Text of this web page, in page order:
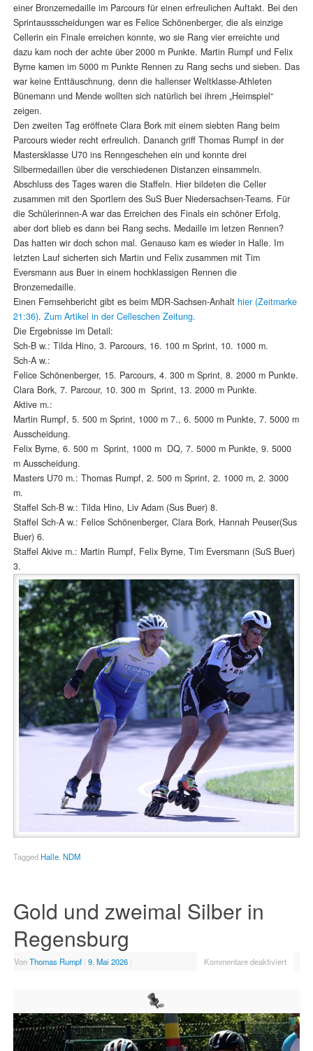
einer Bronzemedaille im Parcours für einen erfreulichen Auftakt. Bei den
Sprintaussscheidungen war es Felice Schönenberger, die als einzige
Cellerin ein Finale erreichen konnte, wo sie Rang vier erreichte und
dazu kam noch der achte über 2000 m Punkte. Martin Rumpf und Felix
Byrne kamen im 5000 m Punkte Rennen zu Rang sechs und sieben. Das
war keine Enttäuschnung, denn die hallenser Weltklasse-Athleten
Bünemann und Mende wollten sich natürlich bei ihrem „Heimspiel“
zeigen.
Den zweiten Tag eröffnete Clara Bork mit einem siebten Rang beim
Parcours wieder recht erfreulich. Dananch griff Thomas Rumpf in der
Mastersklasse U70 ins Renngeschehen ein und konnte drei
Silbermedaillen über die verschiedenen Distanzen einsammeln.
Abschluss des Tages waren die Staffeln. Hier bildeten die Celler
zusammen mit den Sportlern des SuS Buer Niedersachsen-Teams. Für
die Schülerinnen-A war das Erreichen des Finals ein schöner Erfolg,
aber dort blieb es dann bei Rang sechs. Medaille im letzen Rennen?
Das hatten wir doch schon mal. Genauso kam es wieder in Halle. Im
letzten Lauf sicherten sich Martin und Felix zusammen mit Tim
Eversmann aus Buer in einem hochklassigen Rennen die
Bronzemedaille.
Einen Fernsehbericht gibt es beim MDR-Sachsen-Anhalt hier (Zeitmarke
21:36). Zum Artikel in der Celleschen Zeitung.
Die Ergebnisse im Detail:
Sch-B w.: Tilda Hino, 3. Parcours, 16. 100 m Sprint, 10. 1000 m.
Sch-A w.:
Felice Schönenberger, 15. Parcours, 4. 300 m Sprint, 8. 2000 m Punkte.
Clara Bork, 7. Parcour, 10. 300 m Sprint, 13. 2000 m Punkte.
Aktive m.:
Martin Rumpf, 5. 500 m Sprint, 1000 m 7., 6. 5000 m Punkte, 7. 5000 m
Ausscheidung.
Felix Byrne, 6. 500 m Sprint, 1000 m DQ, 7. 5000 m Punkte, 9. 5000
m Ausscheidung.
Masters U70 m.: Thomas Rumpf, 2. 500 m Sprint, 2. 1000 m, 2. 3000
m.
Staffel Sch-B w.: Tilda Hino, Liv Adam (Sus Buer) 8.
Staffel Sch-A w.: Felice Schönenberger, Clara Bork, Hannah Peuser(Sus
Buer) 6.
Staffel Akive m.: Martin Rumpf, Felix Byrne, Tim Eversmann (SuS Buer)
3.
Tagged Halle, NDM
Gold und zweimal Silber in
Regensburg
VonThomas Rumpf | 9. Mai 2026 | Kommentare deaktiviert